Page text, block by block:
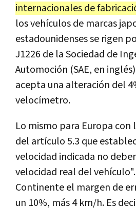
internacionales de
los vehículos de marcas
estadounidenses se rigen
J1226 de la Sociedad de
Automoción (SAE, en
acepta una alteración del
velocímetro.
Lo mismo para Europa con
del artículo 5.3 que
velocidad indicada no
velocidad real del
Continente el margen de
un 10%, más 4 km/h. Es